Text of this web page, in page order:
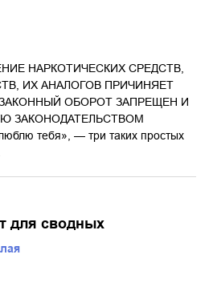
НАРКОТИЧЕСКИХ СРЕДСТВ,
ИХ АНАЛОГОВ ПРИЧИНЯЕТ
ОБОРОТ ЗАПРЕЩЕН И
ЗАКОНОДАТЕЛЬСТВОМ
тебя», — три таких простых
для сводных